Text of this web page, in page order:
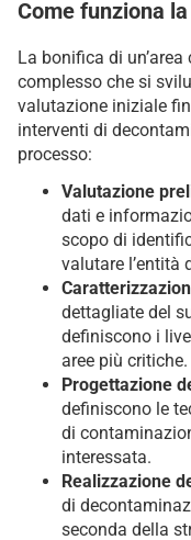
Come funziona
La bonifica di
complesso che si
valutazione iniziale
interventi di
processo:
Valutazione
dati e
scopo di
valutare l’entità
dettagliate del
definiscono i
aree più critiche.
Progettazione
definiscono le
di
interessata.
Realizzazione
di
seconda della